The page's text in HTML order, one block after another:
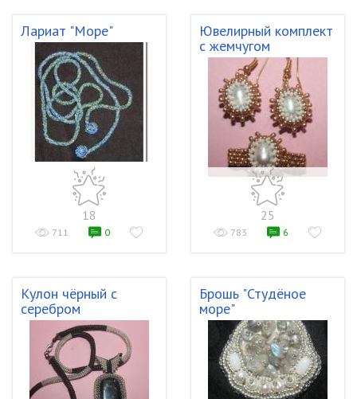
Лариат "Море"
18
711 0
Ювелирный комплект
с жемчугом
25
783 6
Кулон чёрный с
серебром
Брошь "Студёное
море"